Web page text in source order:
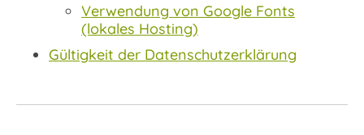
Verwendung von Google Fonts
(lokales Hosting)
Gültigkeit der Datenschutzerklärung